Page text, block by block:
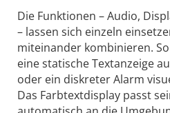
Die Funktionen – Audio,
– lassen sich einzeln
miteinander kombinieren.
eine statische Textanzeige
oder ein diskreter Alarm
Das Farbtextdisplay passt